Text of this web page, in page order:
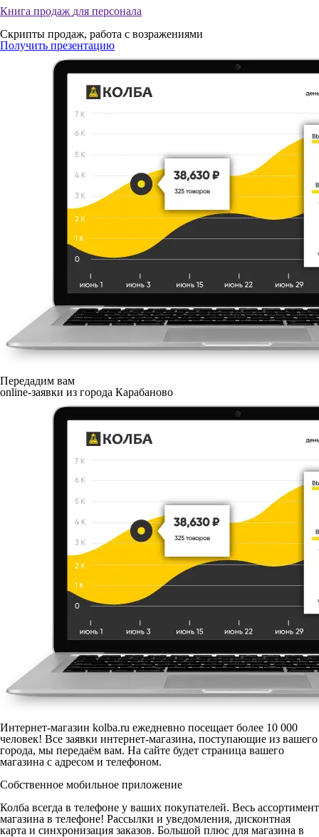
Книга продаж для персонала
Скрипты продаж, работа с возражениями
Получить презентацию
Передадим вам
online-заявки из города Карабаново
Интернет-магазин kolba.ru ежедневно посещает более 10 000
человек! Все заявки интернет-магазина, поступающие из вашего
города, мы передаём вам. На сайте будет страница вашего
магазина с адресом и телефоном.
Собственное мобильное приложение
Колба всегда в телефоне у ваших покупателей. Весь ассортимент
магазина в телефоне! Рассылки и уведомления, дисконтная
карта и синхронизация заказов. Большой плюс для магазина в